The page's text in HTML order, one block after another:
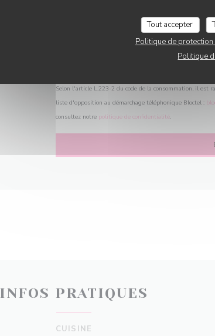
Tout accepter
Politique de
Politique
Selon l'article L.223-2 du code de la consommation, il est
liste d'opposition au démarchage téléphonique Bloctel :
consultez notre politique de confidentialité.
INFOS PRATIQUES
CUISINE